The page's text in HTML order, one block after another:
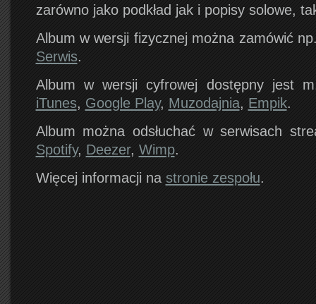
zarówno jako podkład jak i popisy solowe,
Album w wersji fizycznej można zamówić
Serwis.
Album w wersji cyfrowej dostępny jest
iTunes, Google Play, Muzodajnia, Empik.
Album można odsłuchać w serwisach
Spotify, Deezer, Wimp.
Więcej informacji na stronie zespołu.